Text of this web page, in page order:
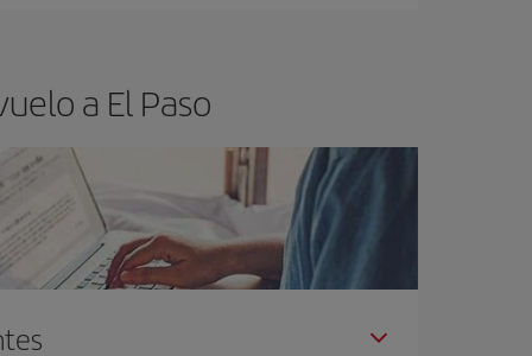
a El Paso